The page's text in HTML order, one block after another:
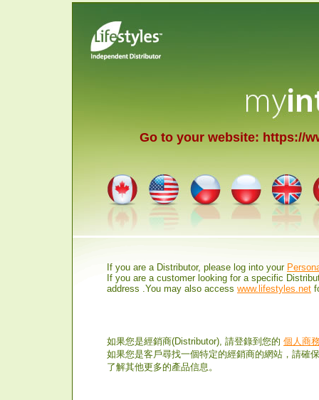
Go to your website: https://
If you are a Distributor, please log into your
If you are a customer looking for a specific
address .You may also access www.lifestyles.net
如果您是經銷商(Distributor), 請登錄到您的 個人商
如果您是客戶尋找一個特定的經銷商的網站，請確
了解其他更多的產品信息。